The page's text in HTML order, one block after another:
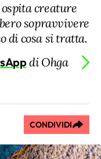
ospita creature
sopravvivere
di cosa si tratta.
di Ohga
CONDIVIDI